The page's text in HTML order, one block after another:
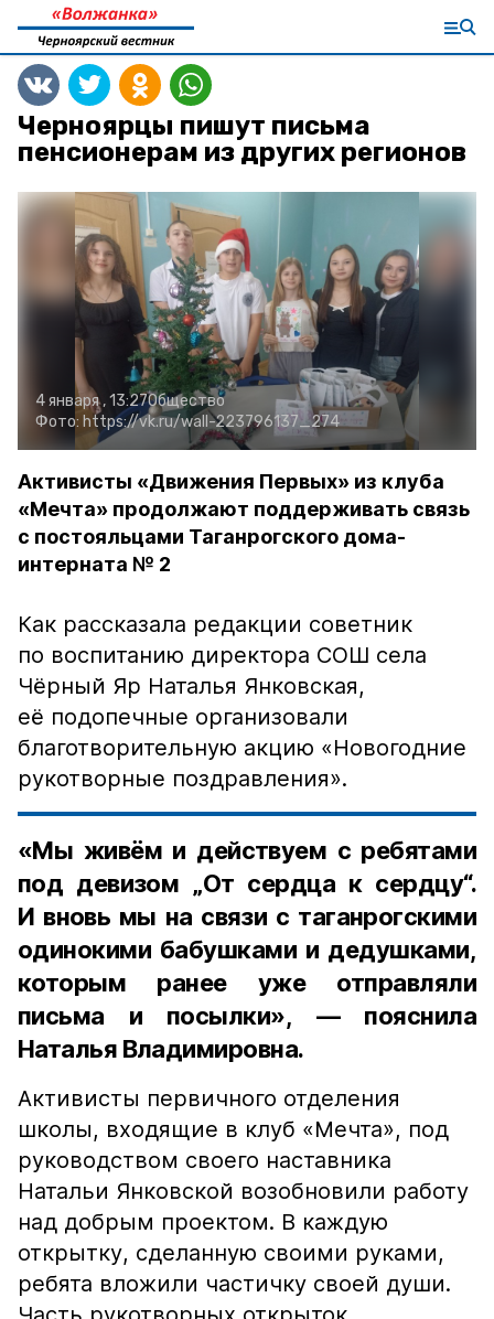
Черноярцы пишут письма
пенсионерам из других регионов
4 января , 13:27Общество
Фото: https://vk.ru/wall-223796137_274
Активисты «Движения Первых» из клуба
«Мечта» продолжают поддерживать связь
с постояльцами Таганрогского дома-
интерната № 2
Как рассказала редакции советник
по воспитанию директора СОШ села
Чёрный Яр Наталья Янковская,
её подопечные организовали
благотворительную акцию «Новогодние
рукотворные поздравления».
«Мы живём и действуем с ребятами
под девизом „От сердца к сердцу“.
И вновь мы на связи с таганрогскими
одинокими бабушками и дедушками,
которым ранее уже отправляли
письма и посылки», — пояснила
Наталья Владимировна.
Активисты первичного отделения
школы, входящие в клуб «Мечта», под
руководством своего наставника
Натальи Янковской возобновили работу
над добрым проектом. В каждую
открытку, сделанную своими руками,
ребята вложили частичку своей души.